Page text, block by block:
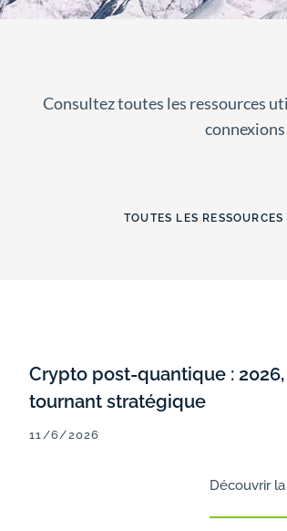
Consultez toutes les ressources
TOUTES LES RESSOURCES
Crypto post-quantique : 2026,
tournant stratégique
11/6/2026
Découvrir